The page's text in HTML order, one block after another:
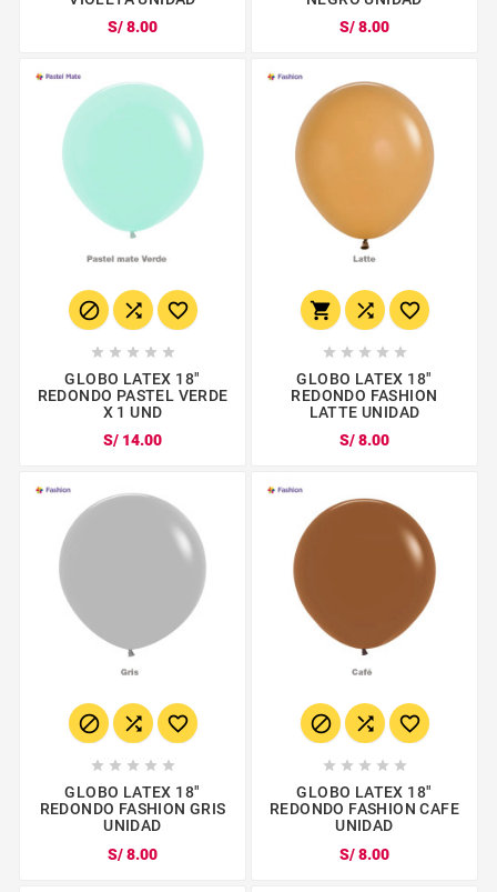
S/ 8.00
S/ 8.00
  
    
GLOBO LATEX 18"
REDONDO PASTEL VERDE
X 1 UND
S/ 14.00
  
    
GLOBO LATEX 18"
REDONDO FASHION
LATTE UNIDAD
S/ 8.00
  
    
GLOBO LATEX 18"
REDONDO FASHION GRIS
UNIDAD
S/ 8.00
  
    
GLOBO LATEX 18"
REDONDO FASHION CAFE
UNIDAD
S/ 8.00